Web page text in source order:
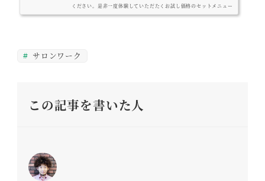
ください。是非一度体験していただたくお試し価格のセットメニュー
をご用意致しました。ご来店、心よりお待ちしております。ご予約は
サロンワーク
この記事を書いた人